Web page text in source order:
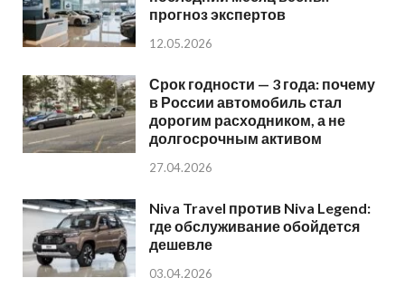
прогноз экспертов
12.05.2026
Срок годности — 3 года: почему
в России автомобиль стал
дорогим расходником, а не
долгосрочным активом
27.04.2026
Niva Travel против Niva Legend:
где обслуживание обойдется
дешевле
03.04.2026